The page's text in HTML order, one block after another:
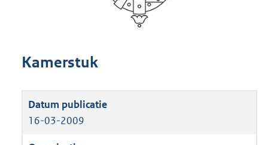
Kamerstuk
16-03-2009